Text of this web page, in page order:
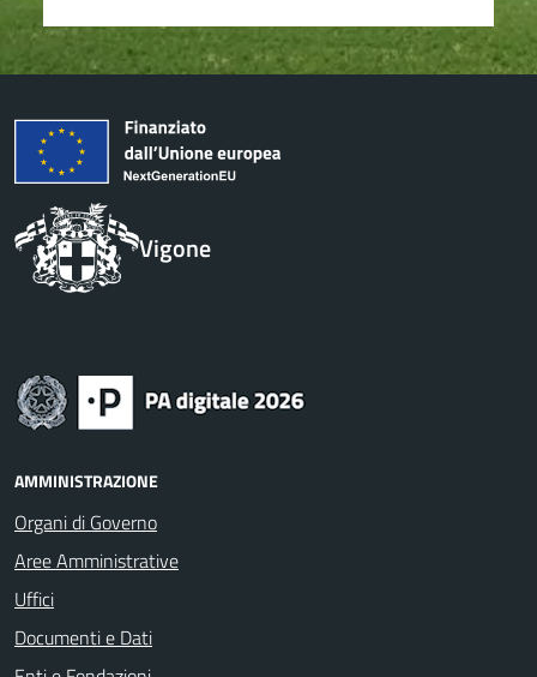
Vigone
AMMINISTRAZIONE
Organi di Governo
Aree Amministrative
Uffici
Documenti e Dati